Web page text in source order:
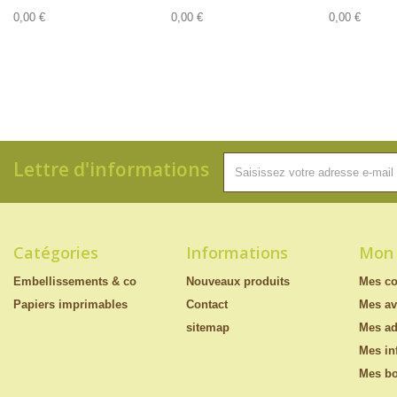
0,00 €
0,00 €
0,00 €
Lettre d'informations
Catégories
Embellissements & co
Papiers imprimables
Informations
Nouveaux produits
Contact
sitemap
Mes
Mes
Mes
Mes
Mes